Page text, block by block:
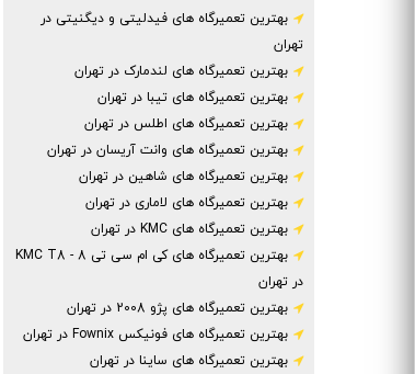
بهترین تعمیرگاه های فیدلیتی و دیگنیتی در
تهران
بهترین تعمیرگاه های لندمارک در تهران
بهترین تعمیرگاه های تیبا در تهران
بهترین تعمیرگاه های اطلس در تهران
بهترین تعمیرگاه های وانت آریسان در تهران
بهترین تعمیرگاه های شاهین در تهران
بهترین تعمیرگاه های لاماری در تهران
بهترین تعمیرگاه های KMC در تهران
بهترین تعمیرگاه های کی ام سی تی 8 - KMC T8
در تهران
بهترین تعمیرگاه های پژو 2008 در تهران
بهترین تعمیرگاه های فونیکس Fownix در تهران
بهترین تعمیرگاه های ساینا در تهران